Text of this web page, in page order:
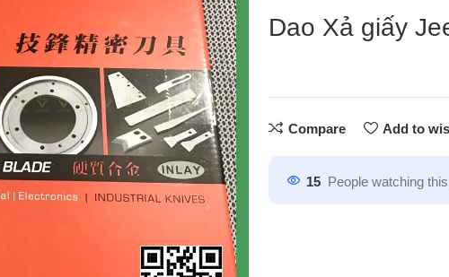
Dao Xả giấy
Compare Add to
15 People watching